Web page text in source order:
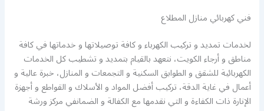
فني كهربائي منازل المطلاع
لخدمات تمديد و تركيب الكهرباء و كافة توصيلاتها و خدماتها في كافة
مناطق و أرجاء الكويت، نتعهد بالقيام بتمديد و تشطيب كل الخدمات
الكهربائية للشقق و الطوابق السكنية و التجمعات و المنازل، خبرة عالية و
أعمال في غاية الدقة، تركيب أفضل المواد و الأسلاك و القواطع و أجهزة
الإنارة ذات الكفاءة و التي نقدمها مع الكفالة و الضمانفي مركز ورشة